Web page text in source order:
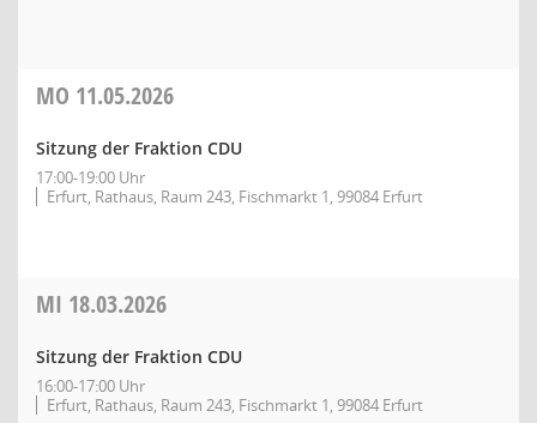
MO 11.05.2026
Sitzung der Fraktion CDU
17:00-19:00 Uhr
Erfurt, Rathaus, Raum 243, Fischmarkt 1, 99084 Erfurt
MI 18.03.2026
Sitzung der Fraktion CDU
16:00-17:00 Uhr
Erfurt, Rathaus, Raum 243, Fischmarkt 1, 99084 Erfurt